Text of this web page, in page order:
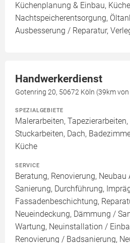
Küchenplanung & Einbau,
Nachtspeicherentsorgung,
Ausbesserung / Reparatur,
Handwerkerdienst
Gotenring 20, 50672 Köln (39km
SPEZIALGEBIETE
Malerarbeiten,
Stuckarbeiten, Dach,
Küche
SERVICE
Beratung, Renovierung,
Sanierung, Durchführung,
Fassadenbeschichtung,
Neueindeckung, Dämmung /
Wartung, Neuinstallation /
Renovierung / Badsanierung,